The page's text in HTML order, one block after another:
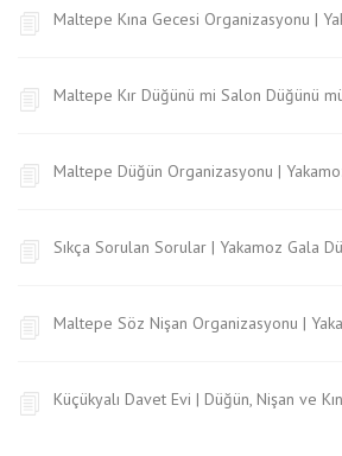
Maltepe Kına Gecesi Organizasyonu |
Maltepe Kır Düğünü mi Salon Düğünü
Maltepe Düğün Organizasyonu |
Sıkça Sorulan Sorular | Yakamoz Gala
Maltepe Söz Nişan Organizasyonu |
Küçükyalı Davet Evi | Düğün, Nişan ve